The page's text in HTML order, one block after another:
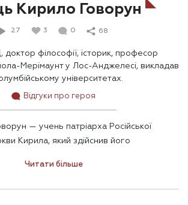
Кирило Говорун
27 3 0 68
філософії, історик, професор
Мерімаунт у Лос-Анджелесі, викладав
університетах.
Відгуки про героя
— учень патріарха Російської
Кирила, який здійснив його
патріарха Варфоломія під час
України Томосу про автокефалію.
Читати більше